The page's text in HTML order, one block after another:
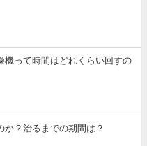
機って時間はどれくらい回すの
か？治るまでの期間は？